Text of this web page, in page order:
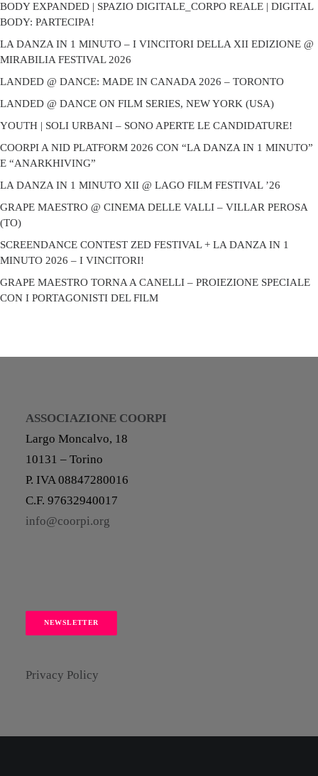
BODY EXPANDED | SPAZIO DIGITALE_CORPO REALE | DIGITAL
BODY: PARTECIPA!
LA DANZA IN 1 MINUTO – I VINCITORI DELLA XII EDIZIONE @
MIRABILIA FESTIVAL 2026
LANDED @ DANCE: MADE IN CANADA 2026 – TORONTO
LANDED @ DANCE ON FILM SERIES, NEW YORK (USA)
YOUTH | SOLI URBANI – SONO APERTE LE CANDIDATURE!
COORPI A NID PLATFORM 2026 CON “LA DANZA IN 1 MINUTO”
E “ANARKHIVING”
LA DANZA IN 1 MINUTO XII @ LAGO FILM FESTIVAL ’26
GRAPE MAESTRO @ CINEMA DELLE VALLI – VILLAR PEROSA
(TO)
SCREENDANCE CONTEST ZED FESTIVAL + LA DANZA IN 1
MINUTO 2026 – I VINCITORI!
GRAPE MAESTRO TORNA A CANELLI – PROIEZIONE SPECIALE
CON I PORTAGONISTI DEL FILM
ASSOCIAZIONE COORPI
Largo Moncalvo, 18
10131 – Torino
P. IVA 08847280016
C.F. 97632940017
info@coorpi.org
NEWSLETTER
Privacy Policy